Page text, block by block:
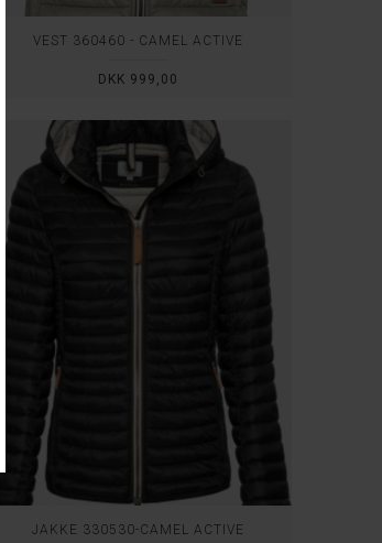
VEST 360460 - CAMEL ACTIVE
DKK 999,00
JAKKE 330530-CAMEL ACTIVE